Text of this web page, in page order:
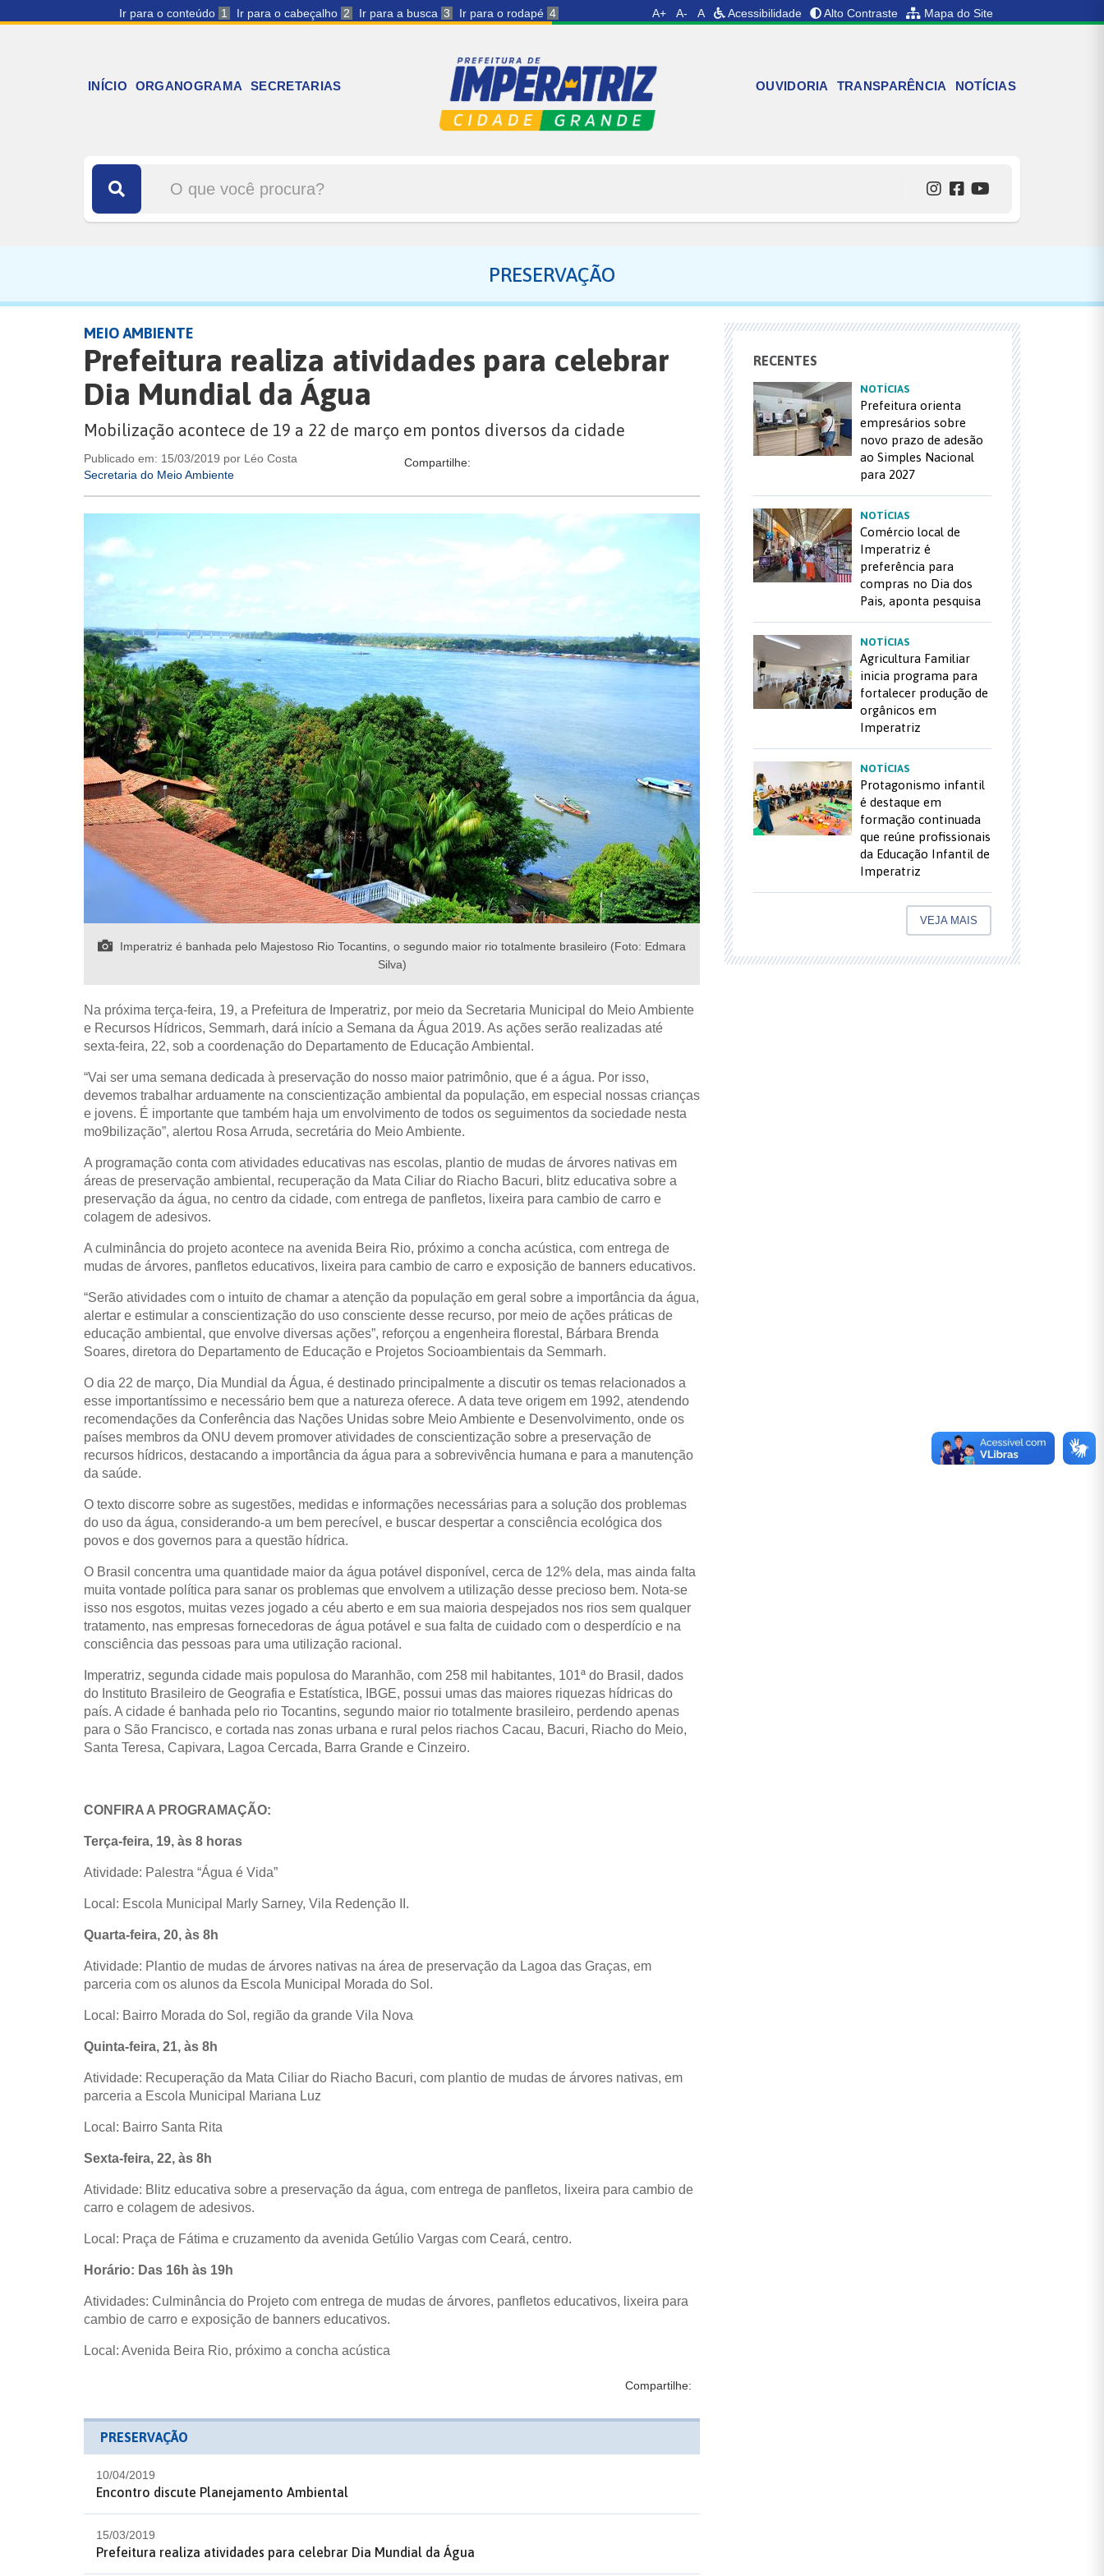
Ir para o conteúdo 1 Ir para o cabeçalho 2 Ir para a busca 3 Ir para o rodapé 4 A+ A- A Acessibilidade Alto Contraste Mapa do Site
INÍCIO ORGANOGRAMA SECRETARIAS OUVIDORIA TRANSPARÊNCIA NOTÍCIAS
PRESERVAÇÃO
MEIO AMBIENTE
Prefeitura realiza atividades para celebrar
Dia Mundial da Água
Mobilização acontece de 19 a 22 de março em pontos diversos da cidade
Publicado em: 15/03/2019 por Léo Costa
Secretaria do Meio Ambiente
Compartilhe:
Imperatriz é banhada pelo Majestoso Rio Tocantins, o segundo maior rio totalmente brasileiro (Foto: Edmara
Silva)
Na próxima terça-feira, 19, a Prefeitura de Imperatriz, por meio da Secretaria Municipal do Meio Ambiente
e Recursos Hídricos, Semmarh, dará início a Semana da Água 2019. As ações serão realizadas até
sexta-feira, 22, sob a coordenação do Departamento de Educação Ambiental.
“Vai ser uma semana dedicada à preservação do nosso maior patrimônio, que é a água. Por isso,
devemos trabalhar arduamente na conscientização ambiental da população, em especial nossas crianças
e jovens. É importante que também haja um envolvimento de todos os seguimentos da sociedade nesta
mo9bilização”, alertou Rosa Arruda, secretária do Meio Ambiente.
A programação conta com atividades educativas nas escolas, plantio de mudas de árvores nativas em
áreas de preservação ambiental, recuperação da Mata Ciliar do Riacho Bacuri, blitz educativa sobre a
preservação da água, no centro da cidade, com entrega de panfletos, lixeira para cambio de carro e
colagem de adesivos.
A culminância do projeto acontece na avenida Beira Rio, próximo a concha acústica, com entrega de
mudas de árvores, panfletos educativos, lixeira para cambio de carro e exposição de banners educativos.
“Serão atividades com o intuito de chamar a atenção da população em geral sobre a importância da água,
alertar e estimular a conscientização do uso consciente desse recurso, por meio de ações práticas de
educação ambiental, que envolve diversas ações”, reforçou a engenheira florestal, Bárbara Brenda
Soares, diretora do Departamento de Educação e Projetos Socioambientais da Semmarh.
O dia 22 de março, Dia Mundial da Água, é destinado principalmente a discutir os temas relacionados a
esse importantíssimo e necessário bem que a natureza oferece. A data teve origem em 1992, atendendo
recomendações da Conferência das Nações Unidas sobre Meio Ambiente e Desenvolvimento, onde os
países membros da ONU devem promover atividades de conscientização sobre a preservação de
recursos hídricos, destacando a importância da água para a sobrevivência humana e para a manutenção
da saúde.
O texto discorre sobre as sugestões, medidas e informações necessárias para a solução dos problemas
do uso da água, considerando-a um bem perecível, e buscar despertar a consciência ecológica dos
povos e dos governos para a questão hídrica.
O Brasil concentra uma quantidade maior da água potável disponível, cerca de 12% dela, mas ainda falta
muita vontade política para sanar os problemas que envolvem a utilização desse precioso bem. Nota-se
isso nos esgotos, muitas vezes jogado a céu aberto e em sua maioria despejados nos rios sem qualquer
tratamento, nas empresas fornecedoras de água potável e sua falta de cuidado com o desperdício e na
consciência das pessoas para uma utilização racional.
Imperatriz, segunda cidade mais populosa do Maranhão, com 258 mil habitantes, 101ª do Brasil, dados
do Instituto Brasileiro de Geografia e Estatística, IBGE, possui umas das maiores riquezas hídricas do
país. A cidade é banhada pelo rio Tocantins, segundo maior rio totalmente brasileiro, perdendo apenas
para o São Francisco, e cortada nas zonas urbana e rural pelos riachos Cacau, Bacuri, Riacho do Meio,
Santa Teresa, Capivara, Lagoa Cercada, Barra Grande e Cinzeiro.
CONFIRA A PROGRAMAÇÃO:
Terça-feira, 19, às 8 horas
Atividade: Palestra “Água é Vida”
Local: Escola Municipal Marly Sarney, Vila Redenção II.
Quarta-feira, 20, às 8h
Atividade: Plantio de mudas de árvores nativas na área de preservação da Lagoa das Graças, em
parceria com os alunos da Escola Municipal Morada do Sol.
Local: Bairro Morada do Sol, região da grande Vila Nova
Quinta-feira, 21, às 8h
Atividade: Recuperação da Mata Ciliar do Riacho Bacuri, com plantio de mudas de árvores nativas, em
parceria a Escola Municipal Mariana Luz
Local: Bairro Santa Rita
Sexta-feira, 22, às 8h
Atividade: Blitz educativa sobre a preservação da água, com entrega de panfletos, lixeira para cambio de
carro e colagem de adesivos.
Local: Praça de Fátima e cruzamento da avenida Getúlio Vargas com Ceará, centro.
Horário: Das 16h às 19h
Atividades: Culminância do Projeto com entrega de mudas de árvores, panfletos educativos, lixeira para
cambio de carro e exposição de banners educativos.
Local: Avenida Beira Rio, próximo a concha acústica
Compartilhe:
PRESERVAÇÃO
10/04/2019
Encontro discute Planejamento Ambiental
15/03/2019
Prefeitura realiza atividades para celebrar Dia Mundial da Água
RECENTES
NOTÍCIAS
Prefeitura orienta
empresários sobre
novo prazo de adesão
ao Simples Nacional
para 2027
NOTÍCIAS
Comércio local de
Imperatriz é
preferência para
compras no Dia dos
Pais, aponta pesquisa
NOTÍCIAS
Agricultura Familiar
inicia programa para
fortalecer produção de
orgânicos em
Imperatriz
NOTÍCIAS
Protagonismo infantil
é destaque em
formação continuada
que reúne profissionais
da Educação Infantil de
Imperatriz
VEJA MAIS